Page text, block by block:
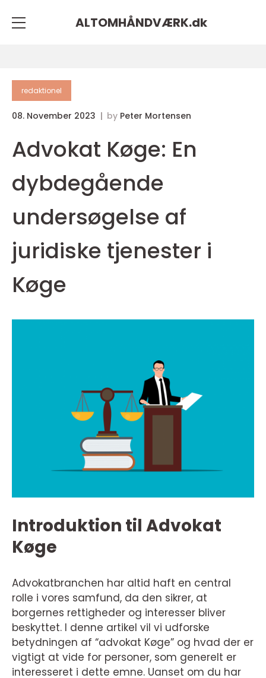
ALTOMHÅNDVÆRK.dk
redaktionel
08. November 2023 by Peter Mortensen
Advokat Køge: En
dybdegående
undersøgelse af
juridiske tjenester i
Køge
Introduktion til Advokat
Køge
Advokatbranchen har altid haft en central
rolle i vores samfund, da den sikrer, at
borgernes rettigheder og interesser bliver
beskyttet. I denne artikel vil vi udforske
betydningen af “advokat Køge” og hvad der er
vigtigt at vide for personer, som generelt er
interesseret i dette emne. Uanset om du har